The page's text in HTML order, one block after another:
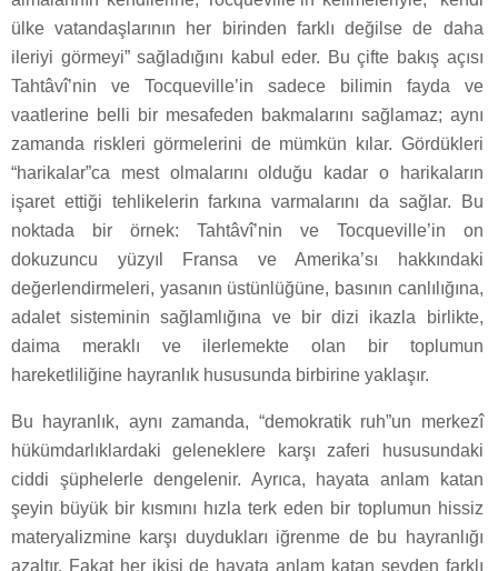
ülke vatandaşlarının her birinden farklı değilse de daha
ileriyi görmeyi” sağladığını kabul eder. Bu çifte bakış açısı
Tahtâvî’nin ve Tocqueville’in sadece bilimin fayda ve
vaatlerine belli bir mesafeden bakmalarını sağlamaz; aynı
zamanda riskleri görmelerini de mümkün kılar. Gördükleri
“harikalar”ca mest olmalarını olduğu kadar o harikaların
işaret ettiği tehlikelerin farkına varmalarını da sağlar. Bu
noktada bir örnek: Tahtâvî’nin ve Tocqueville’in on
dokuzuncu yüzyıl Fransa ve Amerika’sı hakkındaki
değerlendirmeleri, yasanın üstünlüğüne, basının canlılığına,
adalet sisteminin sağlamlığına ve bir dizi ikazla birlikte,
daima meraklı ve ilerlemekte olan bir toplumun
hareketliliğine hayranlık hususunda birbirine yaklaşır.
Bu hayranlık, aynı zamanda, “demokratik ruh”un merkezî
hükümdarlıklardaki geleneklere karşı zaferi hususundaki
ciddi şüphelerle dengelenir. Ayrıca, hayata anlam katan
şeyin büyük bir kısmını hızla terk eden bir toplumun hissiz
materyalizmine karşı duydukları iğrenme de bu hayranlığı
azaltır. Fakat her ikisi de hayata anlam katan şeyden farklı